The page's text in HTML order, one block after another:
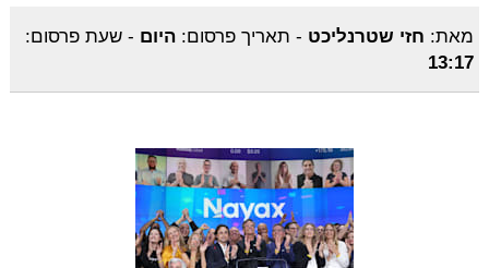
מאת: חזי שטרנליכט - תאריך פרסום: היום - שעת פרסום:
13:17